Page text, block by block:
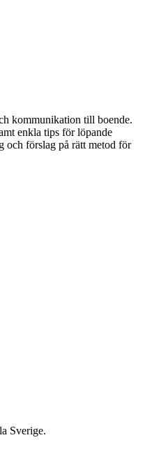
kommunikation till boende.
enkla tips för löpande
och förslag på rätt metod för
Sverige.